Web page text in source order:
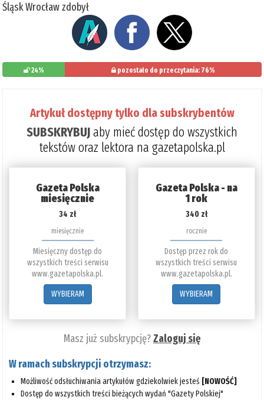
Śląsk Wrocław zdobył
24% pozostało do przeczytania: 76%
Artykuł dostępny tylko dla subskrybentów
SUBSKRYBUJaby mieć dostęp do wszystkich
tekstów oraz lektora na gazetapolska.pl
Gazeta Polska
miesięcznie
34 zł
miesięcznie
Miesięczny dostęp do
wszystkich treści serwisu
www.gazetapolska.pl.
WYBIERAM
Gazeta Polska - na
1 rok
340 zł
rocznie
Dostęp przez rok do
wszystkich treści serwisu
www.gazetapolska.pl.
WYBIERAM
Masz już subskrypcję?Zaloguj się
W ramach subskrypcji otrzymasz:
Możliwość odsłuchiwania artykułów gdziekolwiek jesteś [NOWOŚĆ]
Dostęp do wszystkich treści bieżących wydań "Gazety Polskiej"